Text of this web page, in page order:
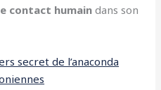
contact humain dans son
secret de l’anaconda